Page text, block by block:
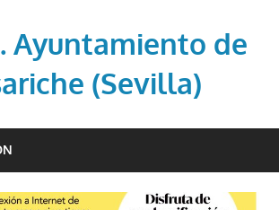
Ayuntamiento de
(Sevilla)